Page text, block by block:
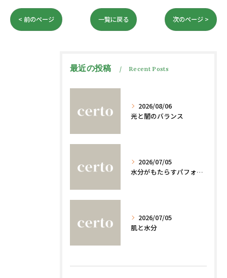
< 前のページ 一覧に戻る 次のページ >
最近の投稿 Recent Posts
2026/08/06
光と闇のバランス
2026/07/05
水分がもたらすパフォーマンスへの影響
2026/07/05
肌と水分